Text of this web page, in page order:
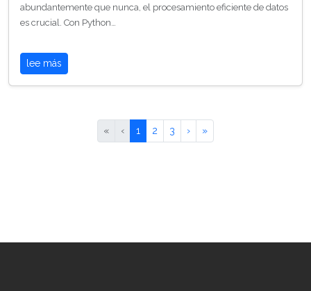
abundantemente que nunca, el procesamiento eficiente de datos
es crucial. Con Python…
lee más
« ‹ 1 2 3 › »